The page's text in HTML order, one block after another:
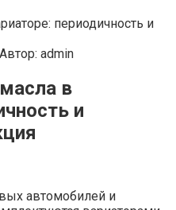
периодичность и
Автор: admin
в
и
автомобилей и